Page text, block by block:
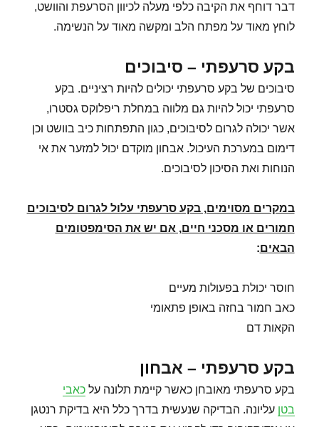
דבר דוחף את הקיבה כלפי מעלה לכיוון הסרעפת והוושט,
לוחץ מאוד על מפתח הלב ומקשה מאוד על הנשימה.
בקע סרעפתי – סיבוכים
סיבוכים של בקע סרעפתי יכולים להיות רציניים. בקע
סרעפתי יכול להיות גם מלווה במחלת ריפלוקס גסטרו,
אשר יכולה לגרום לסיבוכים, כגון התפתחות כיב בוושט וכן
דימום במערכת העיכול. אבחון מוקדם יכול למזער את אי
הנוחות ואת הסיכון לסיבוכים.
במקרים מסוימים, בקע סרעפתי עלול לגרום לסיבוכים
חמורים או מסכני חיים, אם יש את הסימפטומים
הבאים:
חוסר יכולת בפעולות מעיים
כאב חמור בחזה באופן פתאומי
הקאות דם
בקע סרעפתי – אבחון
בקע סרעפתי מאובחן כאשר קיימת תלונה עלכאבי
בטן עליונה. הבדיקה שנעשית בדרך כלל היא בדיקת רנטגן